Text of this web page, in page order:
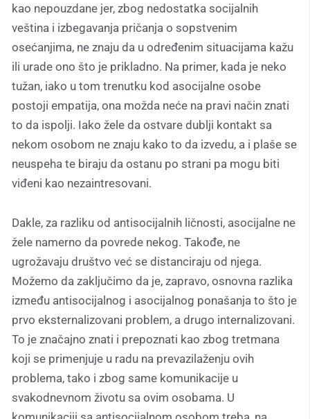
kao nepouzdane jer, zbog nedostatka socijalnih
veština i izbegavanja pričanja o sopstvenim
osećanjima, ne znaju da u određenim situacijama kažu
ili urade ono što je prikladno. Na primer, kada je neko
tužan, iako u tom trenutku kod asocijalne osobe
postoji empatija, ona možda neće na pravi način znati
to da ispolji. Iako žele da ostvare dublji kontakt sa
nekom osobom ne znaju kako to da izvedu, a i plaše se
neuspeha te biraju da ostanu po strani pa mogu biti
viđeni kao nezaintresovani.
Dakle, za razliku od antisocijalnih ličnosti, asocijalne ne
žele namerno da povrede nekog. Takođe, ne
ugrožavaju društvo već se distanciraju od njega.
Možemo da zaključimo da je, zapravo, osnovna razlika
između antisocijalnog i asocijalnog ponašanja to što je
prvo eksternalizovani problem, a drugo internalizovani.
To je značajno znati i prepoznati kao zbog tretmana
koji se primenjuje u radu na prevazilaženju ovih
problema, tako i zbog same komunikacije u
svakodnevnom životu sa ovim osobama. U